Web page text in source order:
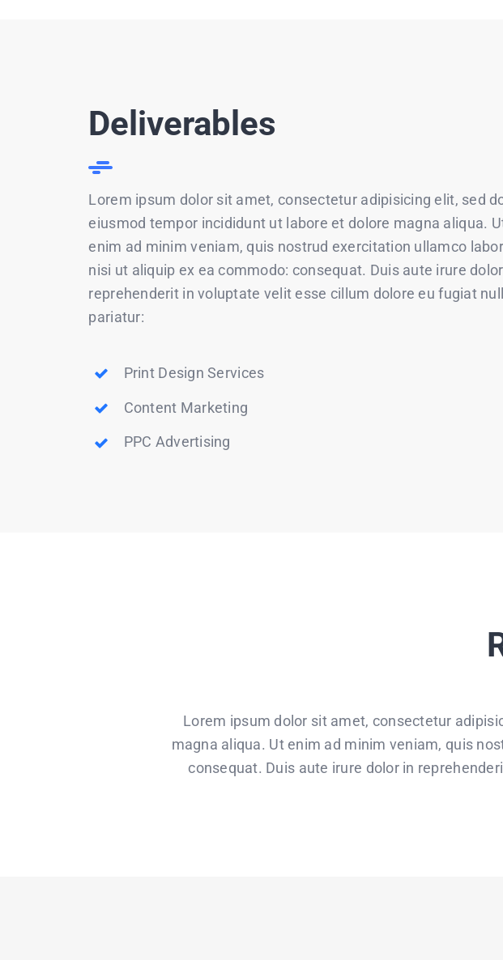
Deliverables
Lorem ipsum dolor sit amet, consectetur adipisicing elit, sed
eiusmod tempor incididunt ut labore et dolore magna aliqua.
enim ad minim veniam, quis nostrud exercitation ullamco
nisi ut aliquip ex ea commodo: consequat. Duis aute irure
reprehenderit in voluptate velit esse cillum dolore eu fugiat
pariatur:
Print Design Services
Content Marketing
PPC Advertising
Lorem ipsum dolor sit amet, consectetur
magna aliqua. Ut enim ad minim veniam, quis
consequat. Duis aute irure dolor in